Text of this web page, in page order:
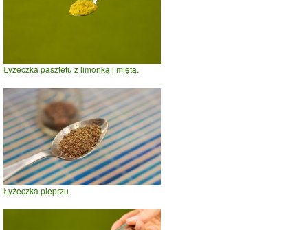
Łyżeczka pasztetu z limonką i miętą.
Łyżeczka pieprzu